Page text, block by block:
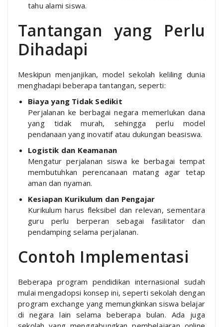
tahu alami siswa.
Tantangan yang Perlu
Dihadapi
Meskipun menjanjikan, model sekolah keliling dunia
menghadapi beberapa tantangan, seperti:
Biaya yang Tidak Sedikit
Perjalanan ke berbagai negara memerlukan dana
yang tidak murah, sehingga perlu model
pendanaan yang inovatif atau dukungan beasiswa.
Logistik dan Keamanan
Mengatur perjalanan siswa ke berbagai tempat
membutuhkan perencanaan matang agar tetap
aman dan nyaman.
Kesiapan Kurikulum dan Pengajar
Kurikulum harus fleksibel dan relevan, sementara
guru perlu berperan sebagai fasilitator dan
pendamping selama perjalanan.
Contoh Implementasi
Beberapa program pendidikan internasional sudah
mulai mengadopsi konsep ini, seperti sekolah dengan
program exchange yang memungkinkan siswa belajar
di negara lain selama beberapa bulan. Ada juga